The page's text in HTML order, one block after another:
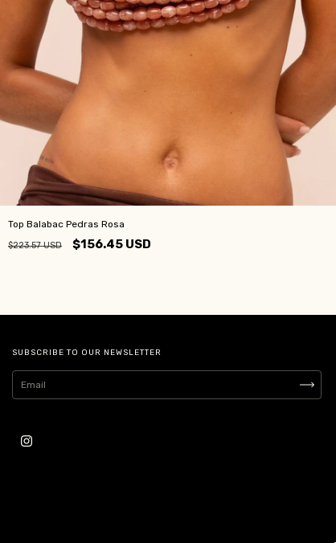
Top Balabac Pedras Rosa
$223.57 USD $156.45 USD
SUBSCRIBE TO OUR NEWSLETTER